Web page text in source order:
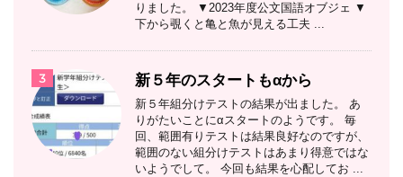
りました。 ▼2023年度公文国語オブジェ ▼
下から覗くと亀と魚が見える工夫 ...
3 新５年のスタートもαから
新５年組分けテストの結果が出ました。 あ
りがたいことにαスタートのようです。 毎
回、範囲有りテストは結果良好なのですが、
範囲のない組分けテストはあまり得意ではな
いようでして。 今回も結果を心配してお ...